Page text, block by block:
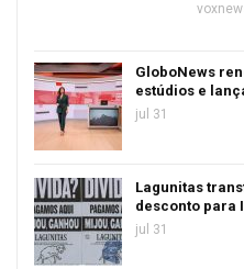
GloboNews
estúdios e
jul 31
Lagunitas
desconto para
jul 31